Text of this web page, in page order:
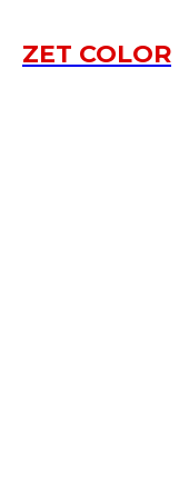
ZET COLOR